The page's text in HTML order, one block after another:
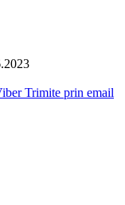
Trimite prin email